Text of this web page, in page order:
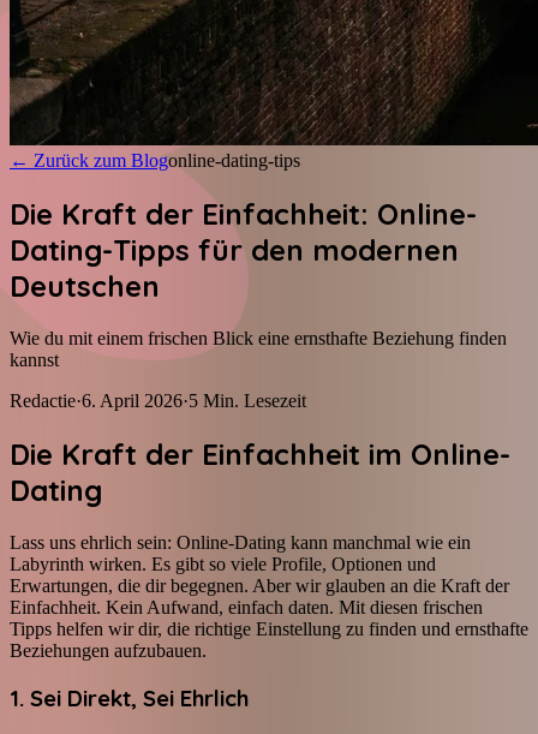
← Zurück zum Blogonline-dating-tips
Die Kraft der Einfachheit: Online-
Dating-Tipps für den modernen
Deutschen
Wie du mit einem frischen Blick eine ernsthafte Beziehung finden
kannst
Redactie·6. April 2026·5 Min. Lesezeit
Die Kraft der Einfachheit im Online-
Dating
Lass uns ehrlich sein: Online-Dating kann manchmal wie ein
Labyrinth wirken. Es gibt so viele Profile, Optionen und
Erwartungen, die dir begegnen. Aber wir glauben an die Kraft der
Einfachheit. Kein Aufwand, einfach daten. Mit diesen frischen
Tipps helfen wir dir, die richtige Einstellung zu finden und ernsthafte
Beziehungen aufzubauen.
1. Sei Direkt, Sei Ehrlich